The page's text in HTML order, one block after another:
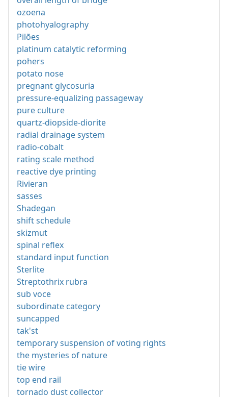
ozoena
photohyalography
Pilões
platinum catalytic reforming
pohers
potato nose
pregnant glycosuria
pressure-equalizing passageway
pure culture
quartz-diopside-diorite
radial drainage system
radio-cobalt
rating scale method
reactive dye printing
Rivieran
sasses
Shadegan
shift schedule
skizmut
spinal reflex
standard input function
Sterlite
Streptothrix rubra
sub voce
subordinate category
suncapped
tak'st
temporary suspension of voting rights
the mysteries of nature
tie wire
top end rail
tornado dust collector